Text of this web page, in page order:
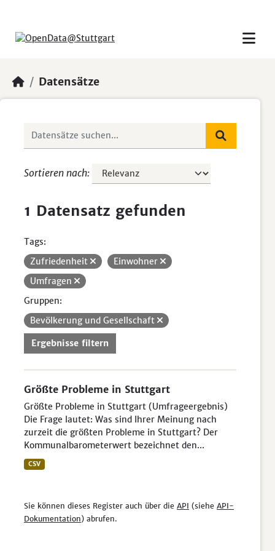
Datensätze
Sortieren nach
1 Datensatz gefunden
Tags:
Zufriedenheit
Einwohner
Umfragen
Gruppen:
Bevölkerung und Gesellschaft
Ergebnisse filtern
Größte Probleme in Stuttgart
Größte Probleme in Stuttgart (Umfrageergebnis)
Die Frage lautet: Was sind Ihrer Meinung nach
zurzeit die größten Probleme in Stuttgart? Der
Kommunalbarometerwert bezeichnet den...
CSV
Sie können dieses Register auch über die API (siehe API-
Dokumentation) abrufen.